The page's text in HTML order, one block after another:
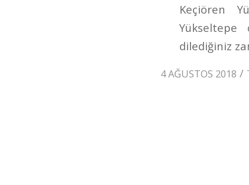
Keçiören
Yükseltepe
dilediğiniz
4 AĞUSTOS 2018 /